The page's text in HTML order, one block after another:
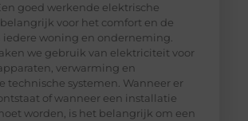
goed werkende elektrische
voor het comfort en de
woning en onderneming.
we gebruik van elektriciteit voor
verwarming en
technische systemen. Wanneer er
of wanneer een installatie
worden, is het belangrijk om een